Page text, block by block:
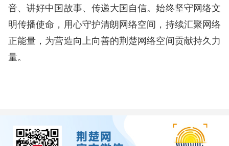
音、讲好中国故事、传递大国自信。始终坚守网络文
明传播使命，用心守护清朗网络空间，持续汇聚网络
正能量，为营造向上向善的荆楚网络空间贡献持久力
量。